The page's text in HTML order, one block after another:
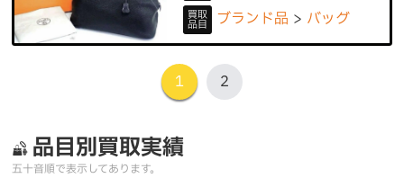
買取
品目 ブランド品 バッグ
1 2
品目別買取実績
五十音順で表示してあります。